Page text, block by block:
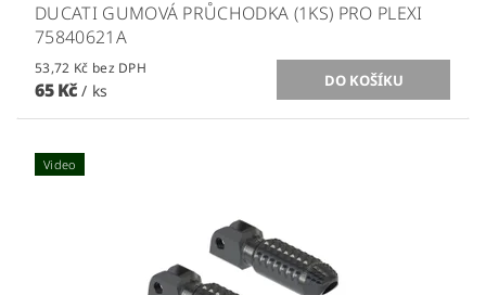
DUCATI GUMOVÁ PRŮCHODKA (1KS) PRO PLEXI
75840621A
53,72 Kč bez DPH
65 Kč/ ks
Video